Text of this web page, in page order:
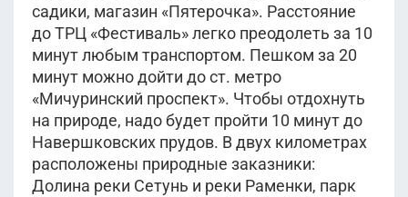
садики, магазин «Пятерочка». Расстояние
до ТРЦ «Фестиваль» легко преодолеть за 10
минут любым транспортом. Пешком за 20
минут можно дойти до ст. метро
«Мичуринский проспект». Чтобы отдохнуть
на природе, надо будет пройти 10 минут до
Навершковских прудов. В двух километрах
расположены природные заказники:
Долина реки Сетунь и реки Раменки, парк